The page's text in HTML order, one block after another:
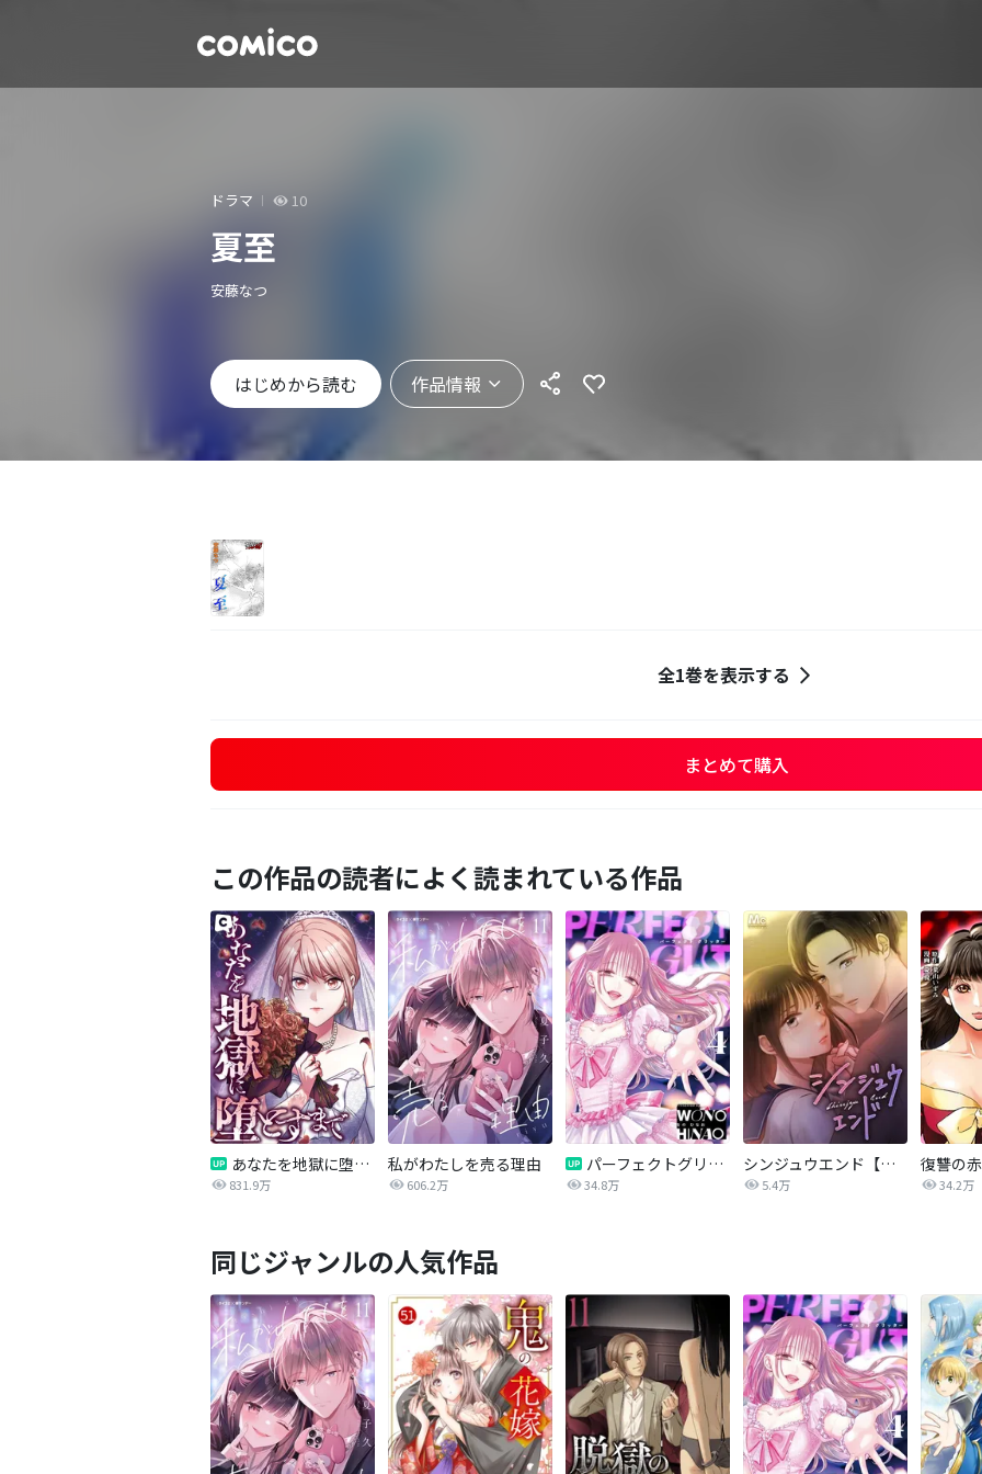
ドラマ 10
夏至
安藤なつ
はじめから読む 作品情報
全1巻を表示する
まとめて購入
この作品の読者によく読まれている作品
あなたを地獄に堕とすまで
831.9万
私がわたしを売る理由
606.2万
パーフェクトグリッター
34.8万
シンジュウエンド【タテヨミ】
5.4万 34.2万
同じジャンルの人気作品